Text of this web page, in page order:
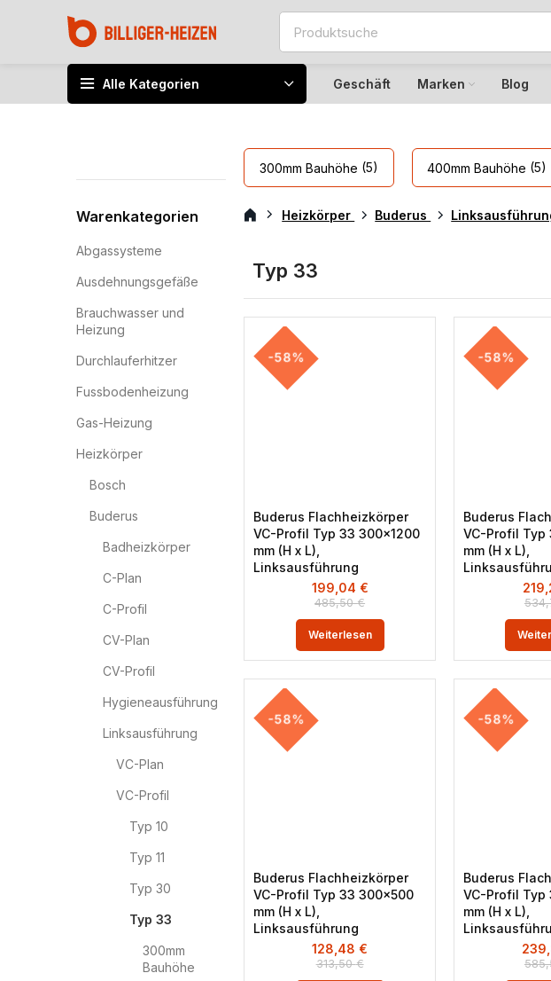
Alle Kategorien Geschäft Marken Blog
Warenkategorien
Abgassysteme
Ausdehnungsgefäße
Brauchwasser und
Heizung
Durchlauferhitzer
Fussbodenheizung
Gas-Heizung
Heizkörper
Bosch
Buderus
Badheizkörper
C-Plan
C-Profil
CV-Plan
CV-Profil
Hygieneausführung
Linksausführung
VC-Plan
VC-Profil
Typ 10
Typ 11
Typ 30
Typ 33
300mm
Bauhöhe
300mm Bauhöhe (5) 400mm Bauhöhe (5)
Heizkörper Buderus
Typ 33
-58%
Buderus Flachheizkörper
VC-Profil Typ 33 300×1200
mm (H x L),
Linksausführung
485,50€
199,04 €
Weiterlesen
-58%
Buderus
VC-Profil Typ
mm (H x L),
-58%
Buderus Flachheizkörper
VC-Profil Typ 33 300×500
mm (H x L),
Linksausführung
313,50€
128,48 €
-58%
Buderus
VC-Profil Typ
mm (H x L),